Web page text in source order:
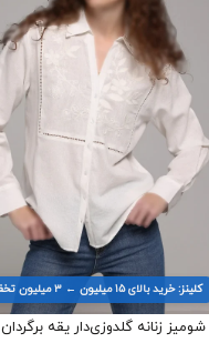
کلینز: خرید بالای ۱۵ میلیون ← ۳ میلیون تخفیف
شومیز زنانه گلدوزی‌دار یقه برگردان